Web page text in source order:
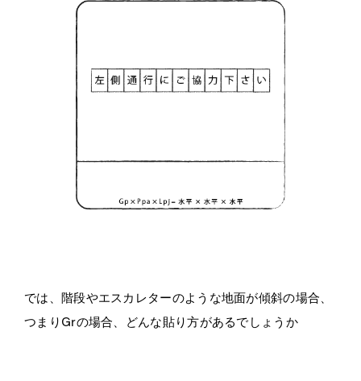
では、階段やエスカレターのような地面が傾斜の場合、
つまりGrの場合、どんな貼り方があるでしょうか